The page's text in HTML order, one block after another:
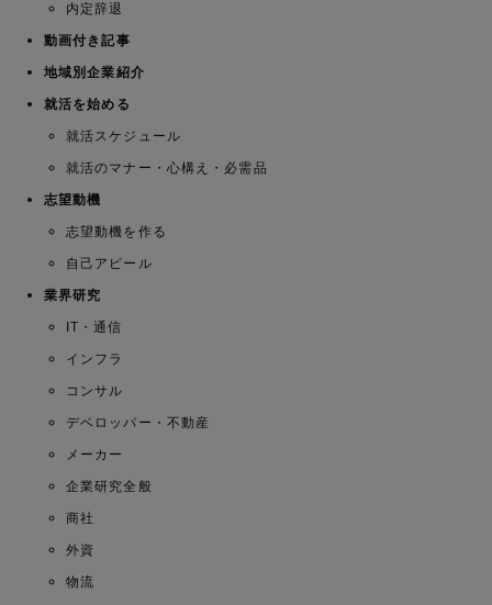
内定辞退
動画付き記事
地域別企業紹介
就活を始める
就活スケジュール
就活のマナー・心構え・必需品
志望動機
志望動機を作る
自己アピール
業界研究
IT・通信
インフラ
コンサル
デベロッパー・不動産
メーカー
企業研究全般
商社
外資
物流